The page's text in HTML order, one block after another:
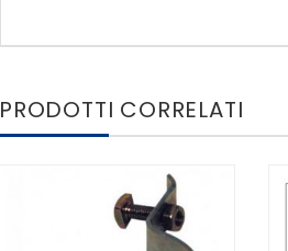
PRODOTTI CORRELATI